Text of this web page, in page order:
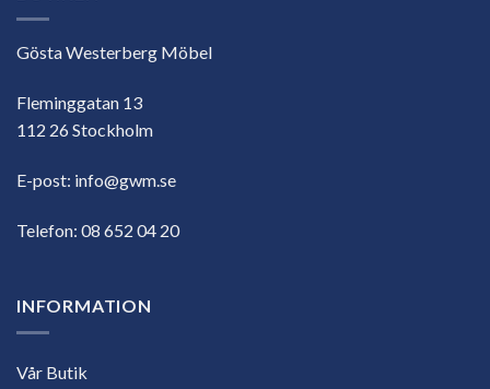
Gösta Westerberg Möbel
Fleminggatan 13
112 26 Stockholm
E-post: info@gwm.se
Telefon: 08 652 04 20
INFORMATION
Vår Butik